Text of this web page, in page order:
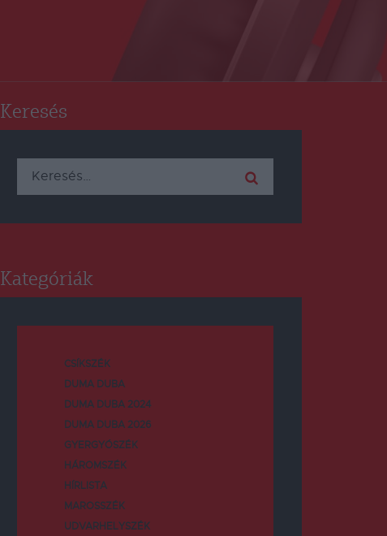
Keresés
Keresés:
Kategóriák
CSÍKSZÉK
DUMA DUBA
DUMA DUBA 2024
DUMA DUBA 2026
GYERGYÓSZÉK
HÁROMSZÉK
HÍRLISTA
MAROSSZÉK
UDVARHELYSZÉK